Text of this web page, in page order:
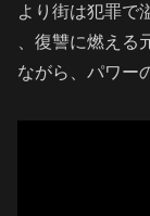
より街は犯罪で
、復讐に燃え
ながら、パワー